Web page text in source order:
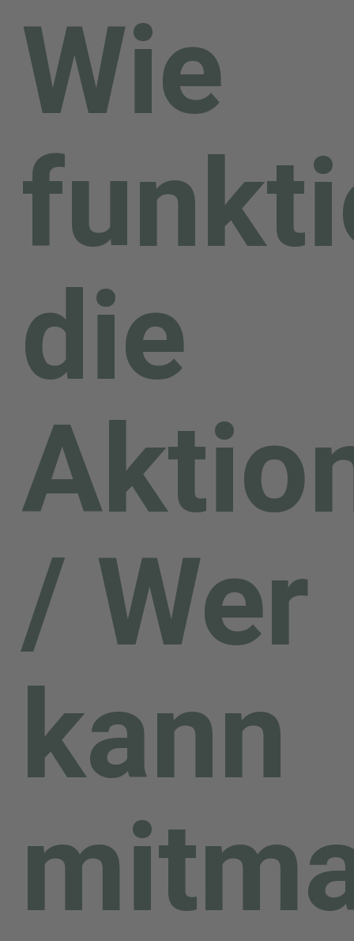
Mansfeld-Südharz ist es über
den Kontakt zu einem
Züchter dieser historischen
des „Frankenhäuser Müntzer-
Apfel“ veredeln zu lassen.
Müntzer-Apfel“ handelt es
sich um eine historische
Apfel-Sorte, die seit 2019
beim Bundessortenamt
registriert ist. Der Landkreis
Mansfeld-Südharz stellt für
die Teilnehmer der Mitmach-
Aktion „Müntzer sehen! –
Apfelbaum erhalten“ je einen
Apfel“-Baum zur Verfügung.
Diese sind aufgerufen, Fotos
zu „Thomas Müntzer“
Wie
die
/ Wer
kann